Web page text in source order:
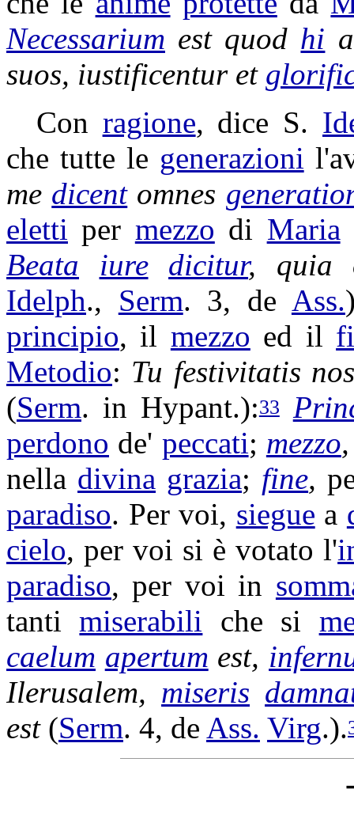
Necessarium est quod hi
suos, iustificenturet
Con ragione, dice S.
che tutte le generazioni
me dicentomnes
eletti per mezzo di Maria
Beata
iure dicitur, quia
Idelph., Serm. 3, de Ass.
principio, il mezzo ed il
Metodio: Tu festivitatis
(Serm. in Hypant.):33
perdono de' peccati; mezzo
nella divina grazia; fine,
paradiso. Per voi, siegue a
cielo, per voi si èvotato l'
paradiso, per voi in
tantimiserabili che si
caelum apertum est,
Ilerusalem, miseris
est (Serm. 4, de Ass. Virg.).